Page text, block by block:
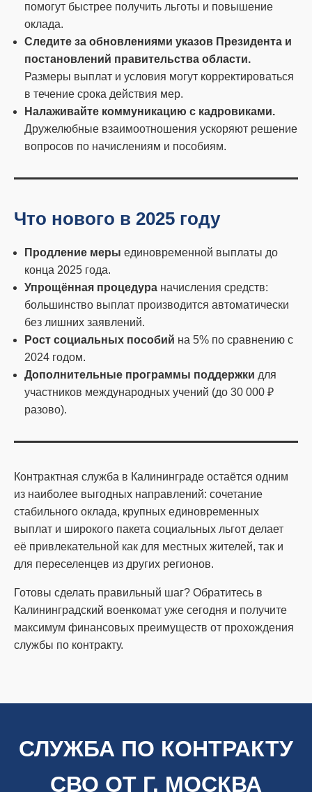
помогут быстрее получить льготы и повышение
оклада.
Следите за обновлениями указов Президента и
постановлений правительства области.
Размеры выплат и условия могут корректироваться
в течение срока действия мер.
Налаживайте коммуникацию с кадровиками.
Дружелюбные взаимоотношения ускоряют решение
вопросов по начислениям и пособиям.
Что нового в 2025 году
Продление меры единовременной выплаты до
конца 2025 года.
Упрощённая процедура начисления средств:
большинство выплат производится автоматически
без лишних заявлений.
Рост социальных пособий на 5% по сравнению с
2024 годом.
Дополнительные программы поддержки для
участников международных учений (до 30 000 ₽
разово).
Контрактная служба в Калининграде остаётся одним
из наиболее выгодных направлений: сочетание
стабильного оклада, крупных единовременных
выплат и широкого пакета социальных льгот делает
её привлекательной как для местных жителей, так и
для переселенцев из других регионов.
Готовы сделать правильный шаг? Обратитесь в
Калининградский военкомат уже сегодня и получите
максимум финансовых преимуществ от прохождения
службы по контракту.
СЛУЖБА ПО КОНТРАКТУ
СВО ОТ Г. МОСКВА